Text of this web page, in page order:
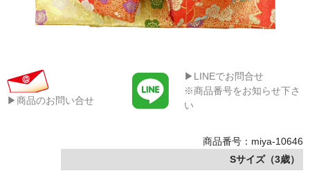
▶商品のお問い合せ
▶LINEでお問合せ
※商品番号をお知らせ下さ
い
商品番号：miya-10646
Sサイズ（3歳）